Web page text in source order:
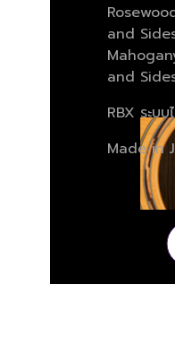
and
and
RBX ระบ
Made in